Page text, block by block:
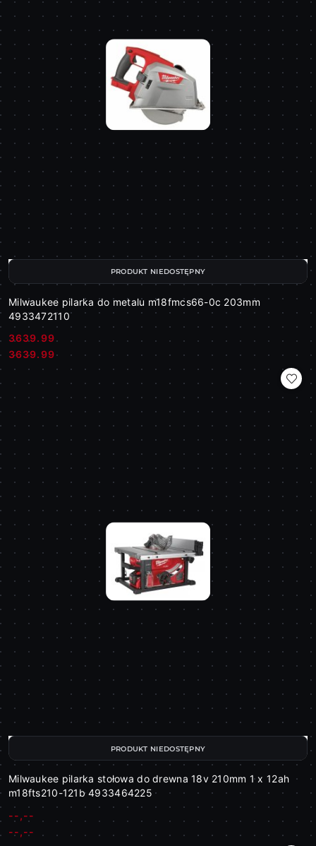
Milwaukee pilarka do metalu m18fmcs66-0c 203mm
4933472110
Cena:
3639.99
Cena:
3639.99
PRODUKT NIEDOSTĘPNY
Milwaukee pilarka stołowa do drewna 18v 210mm 1 x 12ah
m18fts210-121b 4933464225
Cena:
--,--
Cena:
--,--
PRODUKT NIEDOSTĘPNY